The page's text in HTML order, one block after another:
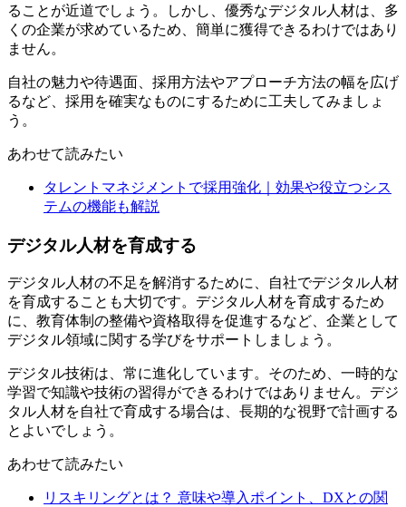
ることが近道でしょう。しかし、優秀なデジタル人材は、多
くの企業が求めているため、簡単に獲得できるわけではあり
ません。
自社の魅力や待遇面、採用方法やアプローチ方法の幅を広げ
るなど、採用を確実なものにするために工夫してみましょ
う。
あわせて読みたい
タレントマネジメントで採用強化｜効果や役立つシス
テムの機能も解説
デジタル人材を育成する
デジタル人材の不足を解消するために、自社でデジタル人材
を育成することも大切です。デジタル人材を育成するため
に、教育体制の整備や資格取得を促進するなど、企業として
デジタル領域に関する学びをサポートしましょう。
デジタル技術は、常に進化しています。そのため、一時的な
学習で知識や技術の習得ができるわけではありません。デジ
タル人材を自社で育成する場合は、長期的な視野で計画する
とよいでしょう。
あわせて読みたい
リスキリングとは？ 意味や導入ポイント、DXとの関